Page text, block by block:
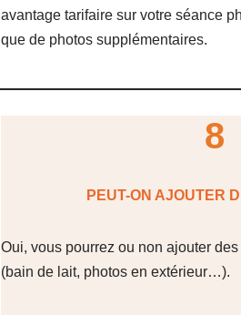
avantage tarifaire sur votre séance
que de photos supplémentaires.
8
PEUT-ON AJOUTER
Oui, vous pourrez ou non ajouter
(bain de lait, photos en extérieur…).